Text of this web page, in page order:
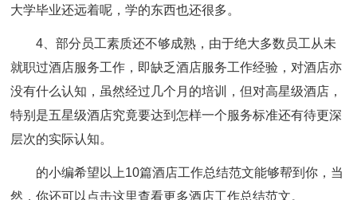
大学毕业还远着呢，学的东西也还很多。
4、部分员工素质还不够成熟，由于绝大多数员工从未
就职过酒店服务工作，即缺乏酒店服务工作经验，对酒店亦
没有什么认知，虽然经过几个月的培训，但对高星级酒店，
特别是五星级酒店究竟要达到怎样一个服务标准还有待更深
层次的实际认知。
的小编希望以上10篇酒店工作总结范文能够帮到你，当
然，你还可以点击这里查看更多酒店工作总结范文。